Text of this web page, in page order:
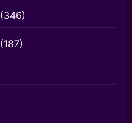
(346)
(187)